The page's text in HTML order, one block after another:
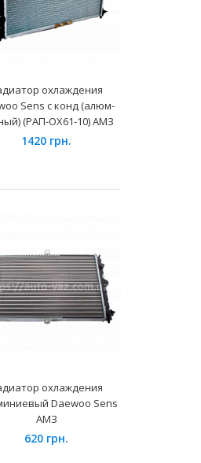
семейства Daewoo
охлаждения
Sens с конд (алюм-
(PAП-OX61-10) АМЗ
1420 грн.
охлаждения
Daewoo Sens
АМЗ
620 грн.